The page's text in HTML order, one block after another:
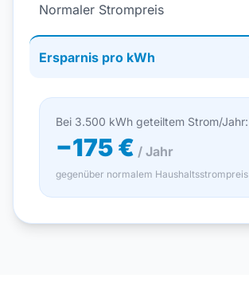
Normaler Strompreis
Ersparnis pro kWh
Bei 3.500 kWh geteiltem Strom/Jahr:
−175 € / Jahr
gegenüber normalem Haushaltsstrompreis